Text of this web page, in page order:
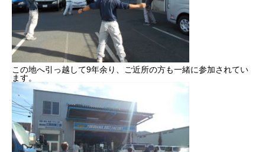
SDGs認証
よこはまグッドバランス企業
横浜グランドスラム企業
RECRUIT
募集概要
この地へ引っ越して9年余り、ご近所の方も一緒に参加されてい
ます。